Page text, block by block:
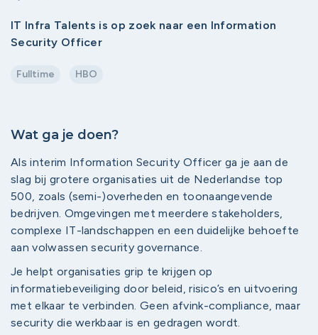
IT Infra Talents is op zoek naar een Information
Security Officer
Fulltime HBO
Wat ga je doen?
Als interim Information Security Officer ga je aan de
slag bij grotere organisaties uit de Nederlandse top
500, zoals (semi-)overheden en toonaangevende
bedrijven. Omgevingen met meerdere stakeholders,
complexe IT-landschappen en een duidelijke behoefte
aan volwassen security governance.
Je helpt organisaties grip te krijgen op
informatiebeveiliging door beleid, risico’s en uitvoering
met elkaar te verbinden. Geen afvink-compliance, maar
security die werkbaar is en gedragen wordt.